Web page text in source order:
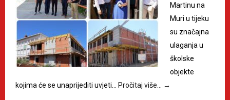
Martinu na
Muri u tijeku
su značajna
ulaganja u
školske
objekte
kojima će se unaprijediti uvjeti…
Pročitaj više… →